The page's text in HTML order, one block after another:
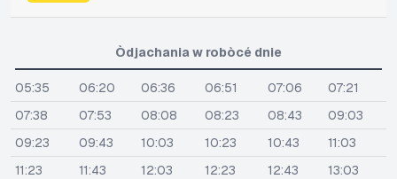
Òdjachania w robòcé dnie
05:35 06:20 06:36 06:51 07:06
07:21
07:38
07:53 08:08 08:23 08:43
09:03
09:23
09:43 10:03 10:23 10:43
11:03
11:23
11:43 12:03 12:23 12:43
13:03